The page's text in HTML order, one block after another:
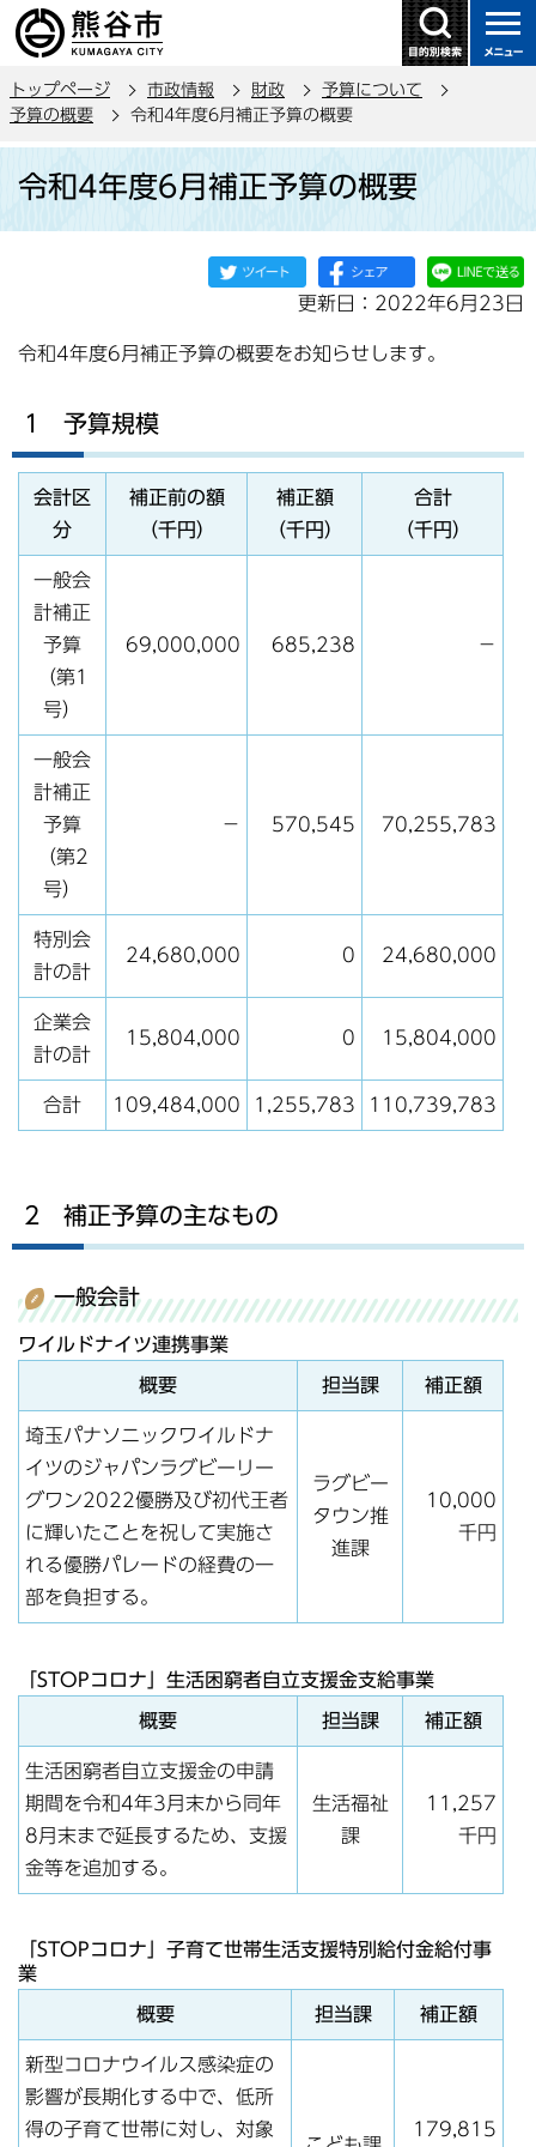
の
ー
トップページ 市政情報 財政
予算について
予算の概要
令和4年度6月補正予算の概要
令和4年度6月補正予算の概要
更新日：2022年6月23日
令和4年度6月補正予算の概要をお知らせします。
1 予算規模
会計区
分
補正前の額
（千円）
補正額
（千円）
合計
（千円）
一般会
計補正
予算
（第1
号）
69,000,000 685,238 －
一般会
計補正
予算
（第2
号）
－ 570,545 70,255,783
特別会
計の計
24,680,000 0 24,680,000
企業会
計の計
15,804,000 0 15,804,000
合計 109,484,000 1,255,783 110,739,783
2 補正予算の主なもの
一般会計
ワイルドナイツ連携事業
概要 担当課 補正額
埼玉パナソニックワイルドナ
イツのジャパンラグビーリー
グワン2022優勝及び初代王者
に輝いたことを祝して実施さ
れる優勝パレードの経費の一
部を負担する。
ラグビー
タウン推
進課
10,000
千円
「STOPコロナ」生活困窮者自立支援金支給事業
概要 担当課 補正額
生活困窮者自立支援金の申請
期間を令和4年3月末から同年
8月末まで延長するため、支援
金等を追加する。
生活福祉
課
11,257
千円
「STOPコロナ」子育て世帯生活支援特別給付金給付事
業
概要 担当課 補正額
新型コロナウイルス感染症の
影響が長期化する中で、低所
得の子育て世帯に対し、対象
179,815